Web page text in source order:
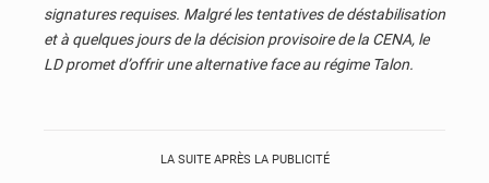
signatures requises. Malgré les tentatives de déstabilisation
et à quelques jours de la décision provisoire de la CENA, le
LD promet d’offrir une alternative face au régime Talon.
LA SUITE APRÈS LA PUBLICITÉ